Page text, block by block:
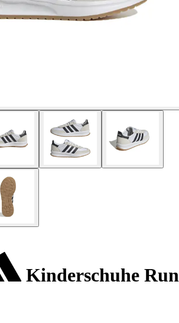
Kinderschuhe Run